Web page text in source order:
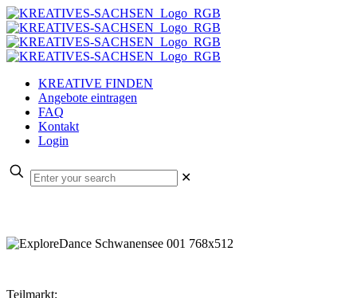
KREATIVE FINDEN
Angebote eintragen
FAQ
Kontakt
Login
✕
Teilmarkt: